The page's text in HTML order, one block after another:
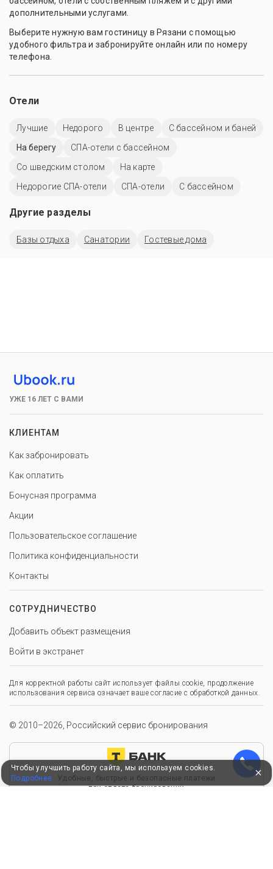
дополнительными услугами.
Выберите нужную вам гостиницу в Рязани с помощью
удобного фильтра и забронируйте онлайн или по номеру
телефона.
Отели
Лучшие Недорого В центре
С бассейном и баней
На берегу
СПА-отели с бассейном
Со шведским столом
На карте
Недорогие СПА-отели
СПА-отели C бассейном
Другие разделы
Базы отдыха Санатории Гостевые дома
УЖЕ 16 ЛЕТ С ВАМИ
КЛИЕНТАМ
Как забронировать
Как оплатить
Бонусная программа
Акции
Пользовательское соглашение
Политика конфиденциальности
Контакты
СОТРУДНИЧЕСТВО
Добавить объект размещения
Войти в экстранет
Для корректной работы сайт использует файлы cookie, продолжение
использования сервиса означает ваше согласие с обработкой данных.
© 2010–2026, Российский сервис бронирования
Удобные, быстрые и безопасные платежи
при оплате бронирований
Чтобы улучшить работу сайта, мы используем cookies.
Подробнее